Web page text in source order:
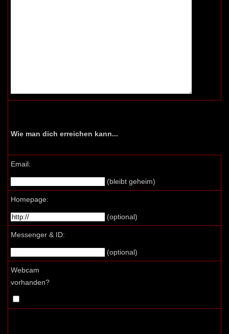
Wie man dich erreichen kann...
Email:
(bleibt geheim)
Homepage:
(optional)
Messenger & ID:
(optional)
Webcam
vorhanden?